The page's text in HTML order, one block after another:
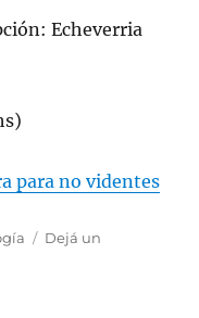
Echeverria
para no videntes
Dejá un